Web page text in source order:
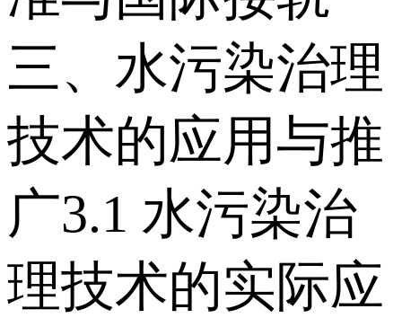
三、水污染治理
技术的应用与推
广 3.1 水污染治
理技术的实际应